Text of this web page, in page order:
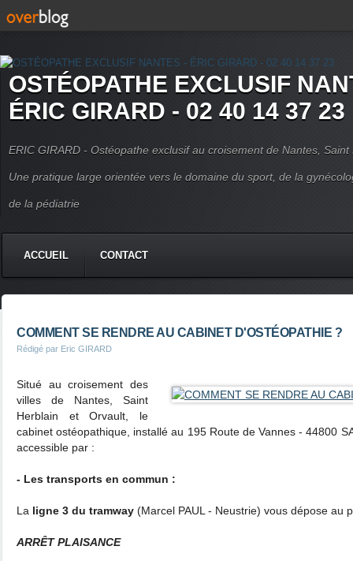
OSTÉOPATHE EXCLUSIF
ÉRIC GIRARD - 02 40 14 37 23
ERIC GIRARD - Ostéopathe exclusif au croisement de Nantes,
Une pratique large orientée vers le domaine du sport, de la
de la pédiatrie
ACCUEIL CONTACT
COMMENT SE RENDRE AU CABINET D'OSTÉOPATHIE ?
Rédigé par Eric GIRARD
​Situé au croisement des
villes de Nantes, Saint
Herblain et Orvault, le
cabinet ostéopathique, installé au 195 Route de Vannes - 44800
accessible par :
- Les transports en commun :
La ligne 3 du tramway (Marcel PAUL - Neustrie) vous dépose au
ARRÊT PLAISANCE